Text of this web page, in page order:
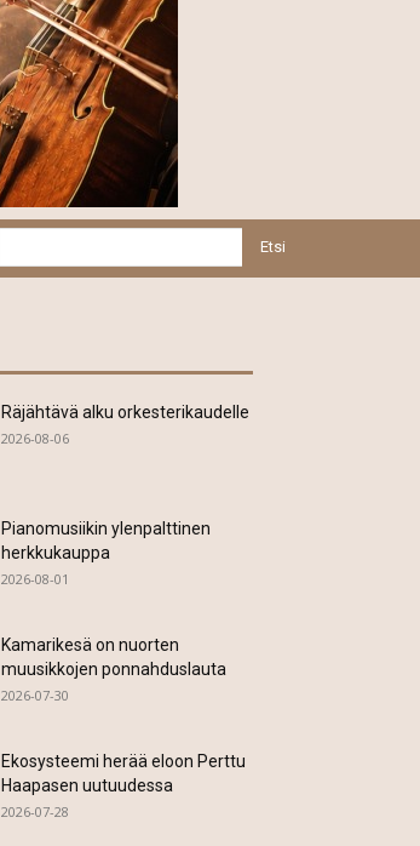
Etsi
Räjähtävä alku orkesterikaudelle
2026-08-06
Pianomusiikin ylenpalttinen
herkkukauppa
2026-08-01
Kamarikesä on nuorten
muusikkojen ponnahduslauta
2026-07-30
Ekosysteemi herää eloon Perttu
Haapasen uutuudessa
2026-07-28